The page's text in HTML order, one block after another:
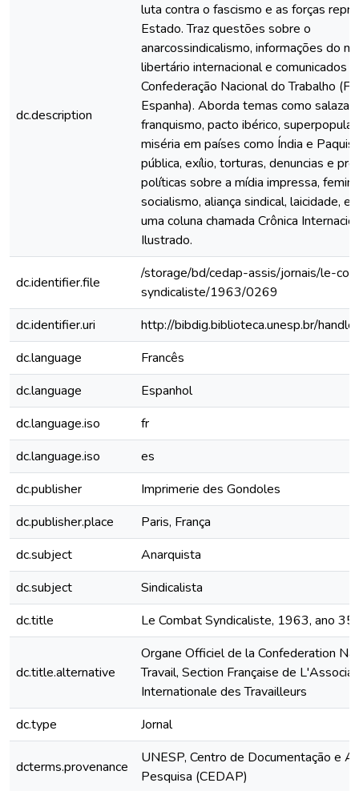
dc.description
luta contra o fascismo e as forças
Estado. Traz questões sobre o
anarcossindicalismo, informações do
libertário internacional e comunicados
Confederação Nacional do Trabalho
Espanha). Aborda temas como
franquismo, pacto ibérico,
miséria em países como Índia e
pública, exílio, torturas, denuncias e
políticas sobre a mídia impressa,
socialismo, aliança sindical, laicidade,
uma coluna chamada Crônica
Ilustrado.
dc.identifier.file
/storage/bd/cedap-assis/jornais/le-
syndicaliste/1963/0269
dc.identifier.uri
http://bibdig.biblioteca.unesp.br/
dc.language
Francês
dc.language
Espanhol
dc.language.iso
fr
dc.language.iso
es
dc.publisher
Imprimerie des Gondoles
dc.publisher.place
Paris, França
dc.subject
Anarquista
dc.subject
Sindicalista
dc.title
Le Combat Syndicaliste, 1963, ano
dc.title.alternative
Organe Officiel de la Confederation
Travail, Section Française de
Internationale des Travailleurs
dc.type
Jornal
dcterms.provenance
UNESP, Centro de Documentação e
Pesquisa (CEDAP)